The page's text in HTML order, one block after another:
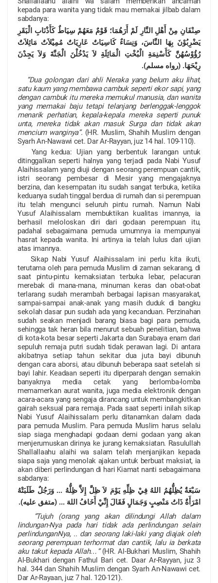
kepada para wanita yang tidak mau memakai jilbab dalam
sabdanya:
صِنْفَانِ مِنْ أَهْلِ النَّارِ لَمْ أَرَهُمَا؛ قَوْمٌ مَعَهُمْ سِيَاطٌ كَأَذْنَابِ الْبَقَرِ
يَضْرِبُوْنَ بِهَا النَّاسَ، وَنِسَاءٌ كَاسِيَاتٌ عَارِيَاتٌ مُمِيْلاَتٌ مَائِلاَتٌ
رُؤُوْسُهُنَّ كَأَسْنِمَةِ الْبُخْتِ الْمَائِلَةِ لاَ يَدْخُلْنَ الْجَنَّةَ وَلاَ يَجِدْنَ
رِيْحَهَا. (رواه مسلم).
“Dua golongan dari ahli Neraka yang belum aku lihat,
satu kaum yang membawa cambuk seperti ekor sapi, yang
dengan cambuk itu mereka memukul manusia, dan wanita
yang memakai baju tetapi telanjang berlenggak-lenggok
menarik perhatian, kepala-kepala mereka seperti punuk
unta, mereka tidak akan masuk Surga dan tidak akan
mencium wanginya”. (HR. Muslim, Shahih Muslim dengan
Syarh An-Nawawi cet. Dar Ar-Rayyan, juz 14 hal. 109-110).
Yang kedua: Ujian yang berbentuk larangan untuk
ditinggalkan seperti halnya yang terjadi pada Nabi Yusuf
Alaihissalam yang diuji dengan seorang perempuan cantik,
istri seorang pembesar di Mesir yang mengajaknya
berzina, dan kesempatan itu sudah sangat terbuka, ketika
keduanya sudah tinggal berdua di rumah dan si perempuan
itu telah mengunci seluruh pintu rumah. Namun Nabi
Yusuf Alaihissalam membuktikan kualitas imannya, ia
berhasil meloloskan diri dari godaan perempuan itu,
padahal sebagaimana pemuda umumnya ia mempunyai
hasrat kepada wanita. Ini artinya ia telah lulus dari ujian
atas imannya.
Sikap Nabi Yusuf Alaihissalam ini perlu kita ikuti,
terutama oleh para pemuda Muslim di zaman sekarang, di
saat pintu-pintu kemaksiatan terbuka lebar, pelacuran
merebak di mana-mana, minuman keras dan obat-obat
terlarang sudah merambah berbagai lapisan masyarakat,
sampai-sampai anak-anak yang masih duduk di bangku
sekolah dasar pun sudah ada yang kecanduan. Perzinahan
sudah seakan menjadi barang biasa bagi para pemuda,
sehingga tak heran bila menurut sebuah penelitian, bahwa
di kota-kota besar seperti Jakarta dan Surabaya enam dari
sepuluh remaja putri sudah tidak perawan lagi. Di antara
akibatnya setiap tahun sekitar dua juta bayi dibunuh
dengan cara aborsi, atau dibunuh beberapa saat setelah si
bayi lahir. Keadaan seperti itu diperparah dengan semakin
banyaknya media cetak yang berlomba-lomba
memamerkan aurat wanita, juga media elektronik dengan
acara-acara yang sengaja dirancang untuk membangkitkan
gairah seksual para remaja. Pada saat seperti inilah sikap
Nabi Yusuf Alaihissalam perlu ditanamkan dalam dada
para pemuda Muslim. Para pemuda Muslim harus selalu
siap siaga menghadapi godaan demi godaan yang akan
menjerumuskan dirinya ke jurang kemaksiatan. Rasulullah
Shallallaahu alaihi wa salam telah menjanjikan kepada
siapa saja yang menolak ajakan untuk berbuat maksiat, ia
akan diberi perlindungan di hari Kiamat nanti sebagaimana
sabdanya:
سَبْعَةٌ يُظِلُّهُمُ اللهُ فِيْ ظِلِّهِ يَوْمَ لاَ ظِلَّ إِلاَّ ظِلُّهُ ... وَرَجُلٌ طَلَبَتْهُ
امْرَأَةٌ ذَاتُ مَنْصِبٍ وَجَمَالٍ فَقَالَ إِنِّيْ أَخَافُ اللهَ ... (متفق عليه).
“Tujuh (orang yang akan dilindungi Allah dalam
lindungan-Nya pada hari tidak ada perlindungan selain
perlindunganNya, .. dan seorang laki-laki yang diajak oleh
seorang perempuan terhormat dan cantik, lalu ia berkata
aku takut kepada Allah…”(HR. Al-Bukhari Muslim, Shahih
Al-Bukhari dengan Fathul Bari cet. Daar Ar-Rayyan, juz 3
hal. 344 dan Shahih Muslim dengan Syarh An-Nawawi cet.
Dar Ar-Rayaan, juz 7 hal. 120-121).